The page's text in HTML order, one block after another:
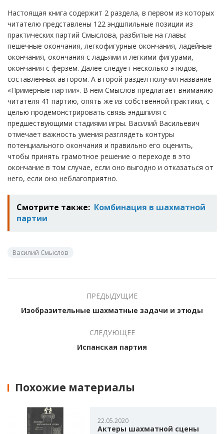
Настоящая книга содержит 2 раздела, в первом из которых
читателю представлены 122 эндшпильные позиции из
практических партий Смыслова, разбитые на главы:
пешечные окончания, легкофигурные окончания, ладейные
окончания, окончания с ладьями и легкими фигурами,
окончания с ферзем. Далее следует несколько этюдов,
составленных автором. А второй раздел получил название
«Примерные партии». В нем Смыслов предлагает вниманию
читателя 41 партию, опять же из собственной практики, с
целью продемонстрировать связь эндшпиля с
предшествующими стадиями игры. Василий Васильевич
отмечает важность умения разглядеть контуры
потенциального окончания и правильно его оценить,
чтобы принять грамотное решение о переходе в это
окончание в том случае, если оно выгодно и отказаться от
него, если оно неблагоприятно.
Смотрите также: Комбинация в шахматной
партии
Василий Смыслов
ПРЕДЫДУЩИЕ
Изобразительные шахматные задачи и этюды
СЛЕДУЮЩЕЕ
Испанская партия
Похожие материалы
22.05.2020
Актеры шахматной сцены